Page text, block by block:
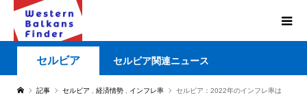
セルビア セルビア関連ニュース
記事 セルビア 経済情勢 インフレ率
セルビア：2022年のインフレ率は